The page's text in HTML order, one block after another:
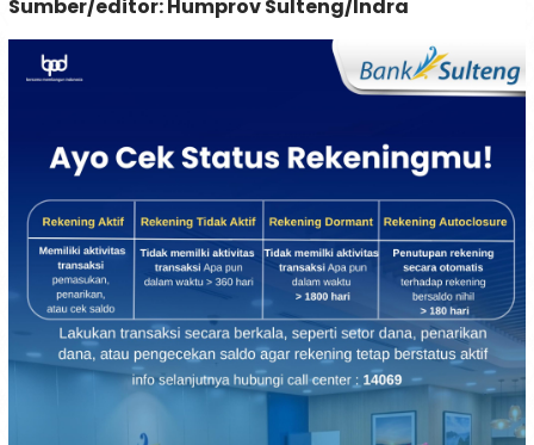
Sumber/editor: Humprov Sulteng/Indra